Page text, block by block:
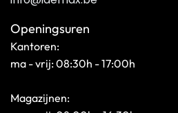
Openingsuren
Kantoren:
ma - vrij: 08:30h - 17:00h
Magazijnen: